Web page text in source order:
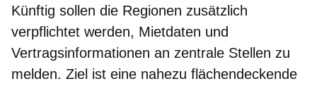
Künftig sollen die Regionen zusätzlich
verpflichtet werden, Mietdaten und
Vertragsinformationen an zentrale Stellen zu
melden. Ziel ist eine nahezu flächendeckende